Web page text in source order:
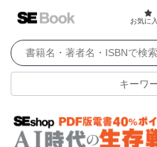
お気に
キーワ